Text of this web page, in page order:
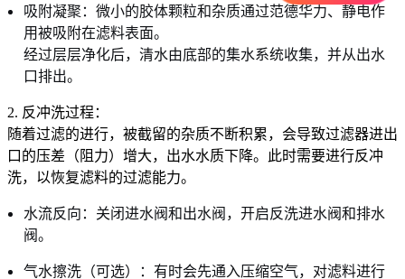
吸附凝聚：微小的胶体颗粒和杂质通过范德华力、静电作
用被吸附在滤料表面。
经过层层净化后，清水由底部的集水系统收集，并从出水
口排出。
2. 反冲洗过程：
随着过滤的进行，被截留的杂质不断积累，会导致过滤器进出
口的压差（阻力）增大，出水水质下降。此时需要进行反冲
洗，以恢复滤料的过滤能力。
水流反向：关闭进水阀和出水阀，开启反洗进水阀和排水
阀。
气水擦洗（可选）：有时会先通入压缩空气，对滤料进行